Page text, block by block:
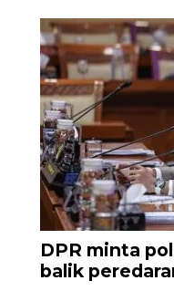
DPR minta
balik